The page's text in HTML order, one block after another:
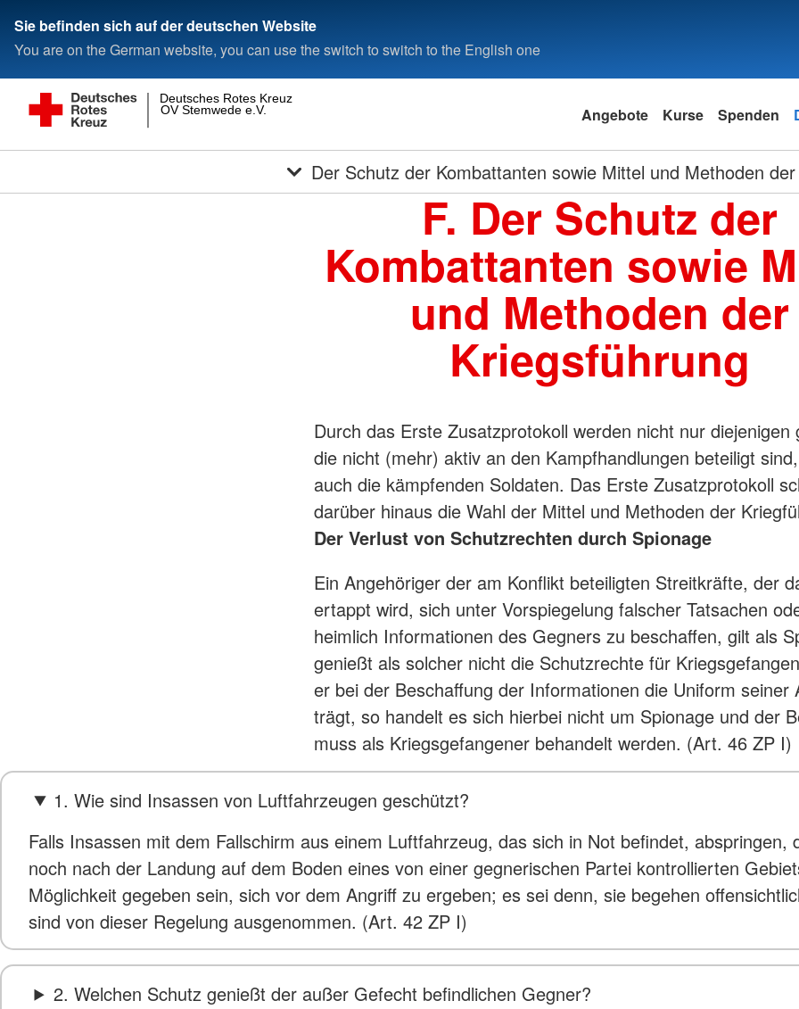
Sie befinden sich auf der deutschen Website
You are on the German website, you can use the switch to switch to the English one
OV Stemwede e.V.
Deutsches Rotes Kreuz
Angebote Kurse Spenden
Der Schutz der Kombattanten sowie Mittel und Methoden
F. Der Schutz der
Kombattanten sowie
und Methoden der
Kriegsführung
Durch das Erste Zusatzprotokoll werden nicht nur diejenigen
die nicht (mehr) aktiv an den Kampfhandlungen beteiligt
auch die kämpfenden Soldaten. Das Erste Zusatzprotokoll
darüber hinaus die Wahl der Mittel und Methoden der
Der Verlust von Schutzrechten durch Spionage
Ein Angehöriger der am Konflikt beteiligten Streitkräfte, der
ertappt wird, sich unter Vorspiegelung falscher Tatsachen
heimlich Informationen des Gegners zu beschaffen, gilt als
genießt als solcher nicht die Schutzrechte für
er bei der Beschaffung der Informationen die Uniform seiner
trägt, so handelt es sich hierbei nicht um Spionage und der
muss als Kriegsgefangener behandelt werden. (Art. 46 ZP I)
1. Wie sind Insassen von Luftfahrzeugen geschützt?
Falls Insassen mit dem Fallschirm aus einem Luftfahrzeug, das sich in Not befindet,
noch nach der Landung auf dem Boden eines von einer gegnerischen Partei kontrollierten
Möglichkeit gegeben sein, sich vor dem Angriff zu ergeben; es sei denn, sie begehen
sind von dieser Regelung ausgenommen. (Art. 42 ZP I)
2. Welchen Schutz genießt der außer Gefecht befindlichen Gegner?